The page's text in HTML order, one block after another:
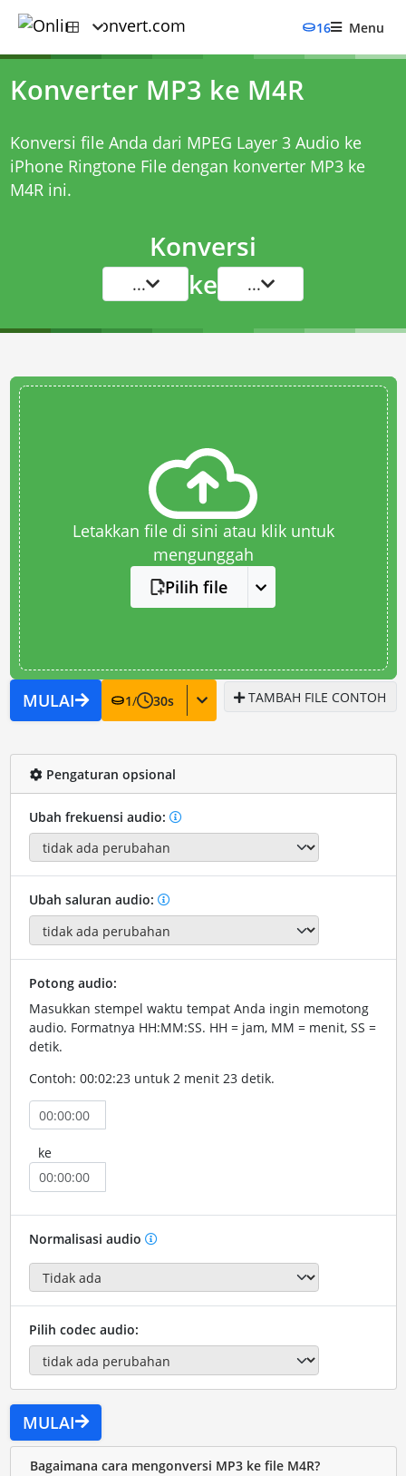
16 Menu
Konverter MP3 ke M4R
Konversi file Anda dari MPEG Layer 3 Audio ke
iPhone Ringtone File dengan konverter MP3 ke
M4Rini.
Konversi
... ke ...
Letakkan file di sini atau klik untuk
mengunggah
Pilih file
MULAI 1/ 30s TAMBAH FILE CONTOH
Pengaturan opsional
Ubah frekuensi audio:
Ubah saluran audio:
Potong audio:
Masukkan stempel waktu tempat Anda ingin memotong
audio. Formatnya HH:MM:SS. HH = jam, MM = menit, SS =
detik.
Contoh: 00:02:23 untuk 2 menit 23 detik.
ke
Normalisasi audio
Pilih codec audio:
MULAI
Bagaimana cara mengonversi MP3 ke file M4R?